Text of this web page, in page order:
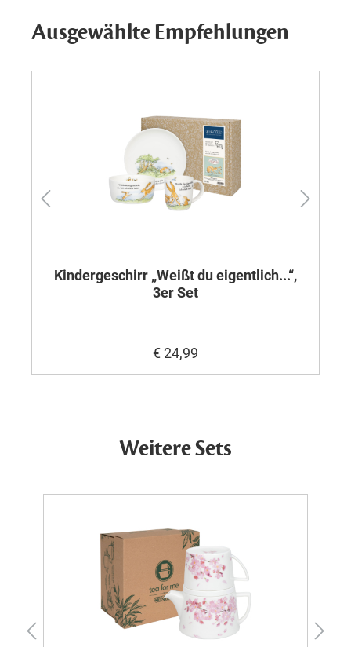
Ausgewählte Empfehlungen
Kindergeschirr „Weißt du eigentlich...“,
3er Set
€ 24,99
Weitere Sets